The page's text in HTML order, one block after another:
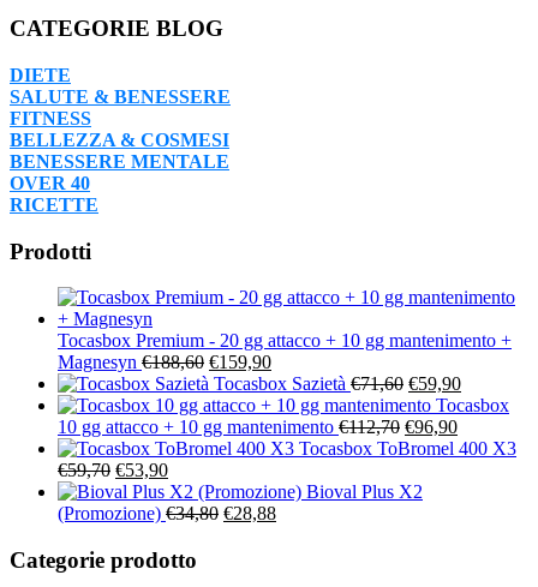
CATEGORIE BLOG
DIETE
SALUTE & BENESSERE
FITNESS
BELLEZZA & COSMESI
BENESSERE MENTALE
OVER 40
RICETTE
Prodotti
Tocasbox Premium - 20 gg attacco + 10 gg mantenimento +
Magnesyn €188,60 Il
prezzo
originale
era:
€188,60.
€159,90Il
prezzo
attuale
è:
€159,90.
Tocasbox Sazietà €71,60 Il
prezzo
originale
era:
€59,90Il
prezzo
è:
Tocasbox
10 gg attacco + 10 gg mantenimento €112,70 Il
prezzo
era:
€96,90Il
prezzo
Tocasbox ToBromel 400 X3
€59,70 Il
prezzo
originale
€59,70.
€53,90Il
prezzo
attuale
€53,90.
Bioval Plus X2
(Promozione) €34,80 Il
€28,88Il
Categorie prodotto